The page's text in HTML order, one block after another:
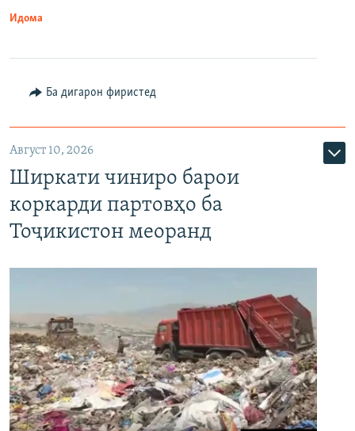
Идома
Ба дигарон фиристед
Август 10, 2026
Ширкати чиниро барои
коркарди партовҳо ба
Тоҷикистон меоранд